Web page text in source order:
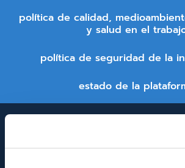
política de calidad,
y salud en el
política de seguridad de la
estado de la